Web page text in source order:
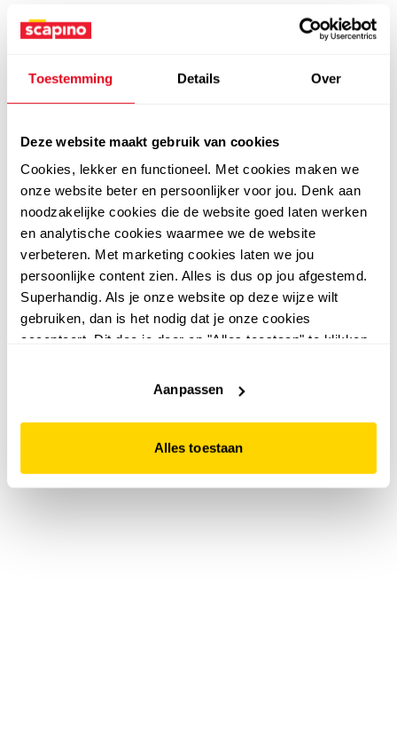
Toestemming Details Over
Deze website maakt gebruik van cookies
Cookies, lekker en functioneel. Met cookies maken we
onze website beter en persoonlijker voor jou. Denk aan
noodzakelijke cookies die de website goed laten werken
en analytische cookies waarmee we de website
verbeteren. Met marketing cookies laten we jou
persoonlijke content zien. Alles is dus op jou afgestemd.
Superhandig. Als je onze website op deze wijze wilt
gebruiken, dan is het nodig dat je onze cookies
accepteert. Dit doe je door op "Alles toestaan" te klikken.
website niet optimaal functioneert.
Aanpassen
Alles toestaan